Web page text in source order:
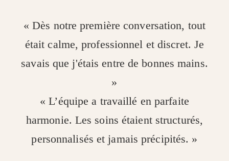
« Dès notre première conversation, tout
était calme, professionnel et discret. Je
savais que j'étais entre de bonnes mains.
»
« L’équipe a travaillé en parfaite
harmonie. Les soins étaient structurés,
personnalisés et jamais précipités. »